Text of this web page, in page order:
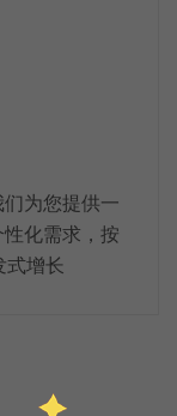
为您提供一
化需求，按
式增长